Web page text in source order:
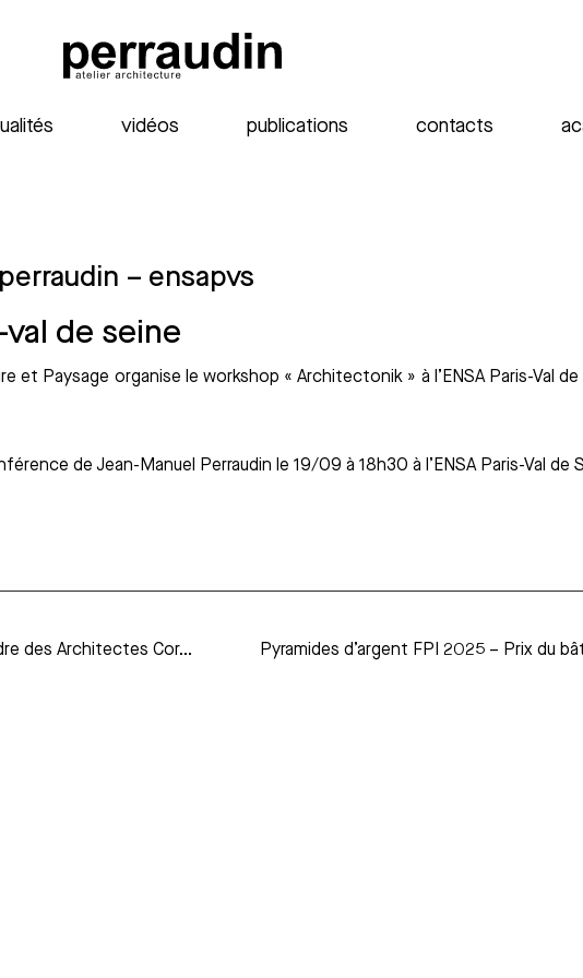
vidéos publications contacts
– ensapvs
val de seine
et Paysage organise le workshop « Architectonik » à l’ENSA Paris-Val
de Jean-Manuel Perraudin le 19/09 à 18h30 à l’ENSA Paris-Val de
23/09 Conférence – Jean-Manuel Perraudin – Ordre des Architectes Corse